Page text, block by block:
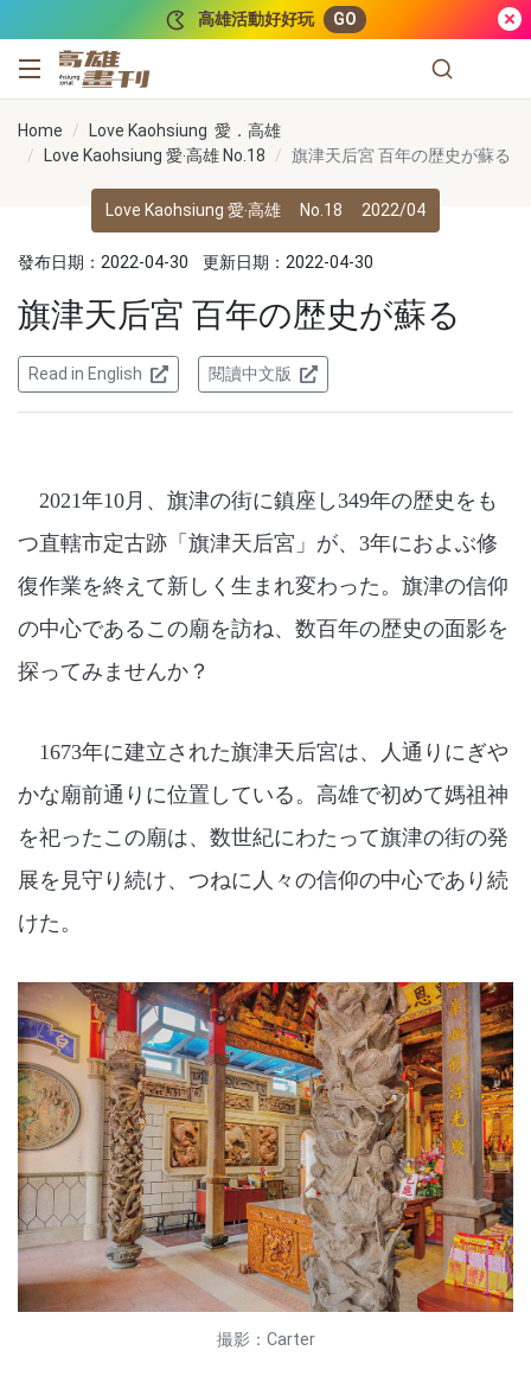
高雄活動好好玩 GO
高雄畫刊
Home
Love Kaohsiung 愛．高雄
Love Kaohsiung 愛‧高雄 No.18
旗津天后宮 百年の歴史が蘇る
Love Kaohsiung 愛‧高雄 No.18 2022/04
發布日期：2022-04-30 更新日期：2022-04-30
旗津天后宮 百年の歴史が蘇る
Read in English 閱讀中文版
2021年10月、旗津の街に鎮座し349年の歴史をも
つ直轄市定古跡「旗津天后宮」が、3年におよぶ修
復作業を終えて新しく生まれ変わった。旗津の信仰
の中心であるこの廟を訪ね、数百年の歴史の面影を
探ってみませんか？
1673年に建立された旗津天后宮は、人通りにぎや
かな廟前通りに位置している。高雄で初めて媽祖神
を祀ったこの廟は、数世紀にわたって旗津の街の発
展を見守り続け、つねに人々の信仰の中心であり続
けた。
撮影：Carter